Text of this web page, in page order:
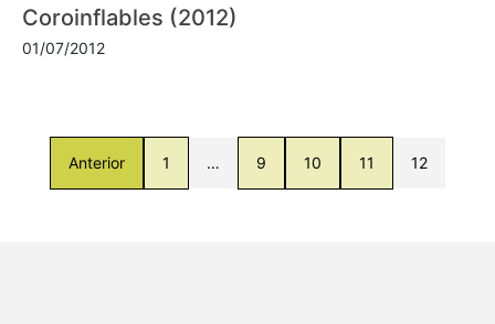
Coroinflables (2012)
01/07/2012
Anterior 1 … 9 10 11 12